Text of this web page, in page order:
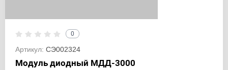
0
Артикул: СЭ002324
Модуль диодный МДД-3000